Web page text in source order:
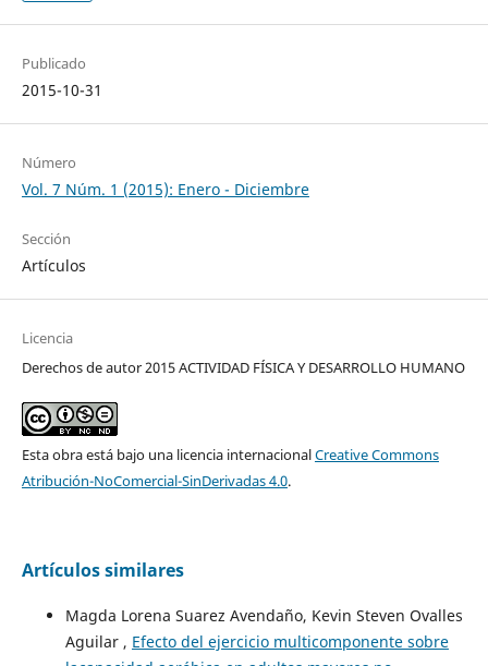
Publicado
2015-10-31
Número
Vol. 7 Núm. 1 (2015): Enero - Diciembre
Sección
Artículos
Licencia
Derechos de autor 2015 ACTIVIDAD FÍSICA Y DESARROLLO HUMANO
Esta obra está bajo una licencia internacionalCreative Commons
Atribución-NoComercial-SinDerivadas 4.0.
Artículos similares
Magda Lorena Suarez Avendaño, Kevin Steven Ovalles
Aguilar , Efecto del ejercicio multicomponente sobre